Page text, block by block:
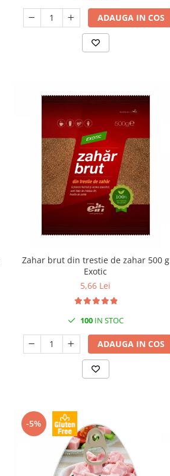
ADAUGA IN COS
Zahar brut din trestie de zahar 500 g
Exotic
5,66 Lei
100IN STOC
ADAUGA IN COS
-5%